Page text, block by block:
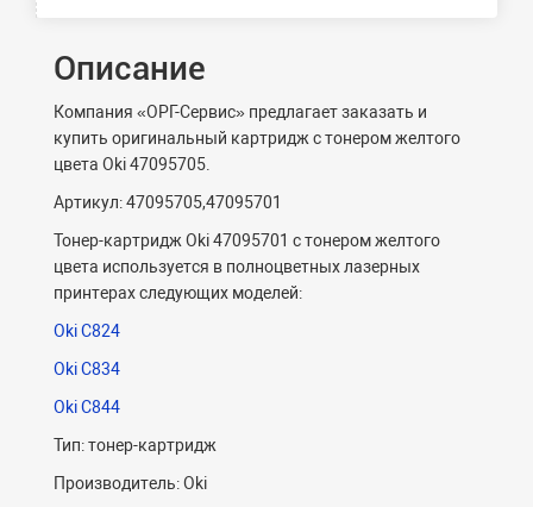
Описание
Компания «ОРГ-Сервис» предлагает заказать и
купить оригинальный картридж с тонером желтого
цвета Oki 47095705.
Артикул: 47095705,47095701
Тонер-картридж Oki 47095701 с тонером желтого
цвета используется в полноцветных лазерных
принтерах следующих моделей:
Oki C824
Oki C834
Oki C844
Тип: тонер-картридж
Производитель: Oki